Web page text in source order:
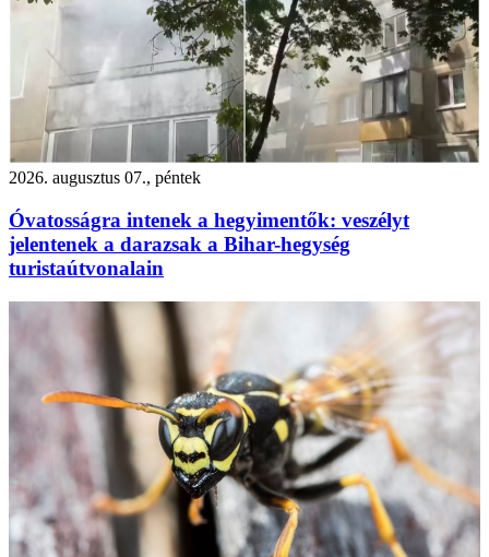
2026. augusztus 07., péntek
Óvatosságra intenek a hegyimentők: veszélyt
jelentenek a darazsak a Bihar-hegység
turistaútvonalain